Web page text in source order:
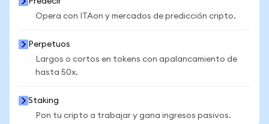
Opera con ITAon y mercados de predicción cripto.
Perpetuos
Largos o cortos en tokens con apalancamiento de
hasta 50x.
Staking
Pon tu cripto a trabajar y gana ingresos pasivos.